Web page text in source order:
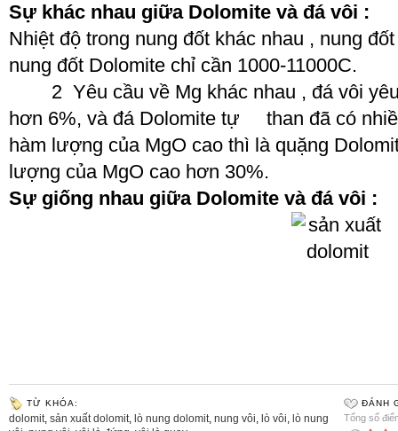
Sự khác nhau giữa Dolomite và đá vôi :
Nhiệt độ trong nung đốt khác nhau , nung
nung đốt Dolomite chỉ cần 1000-11000C.
2 Yêu cầu về Mg khác nhau , đá vôi yêu
hơn 6%, và đá Dolomite tự than đã có
hàm lượng của MgO cao thì là quặng
lượng của MgO cao hơn 30%.
Sự giống nhau giữa Dolomite và đá vôi :
TỪ KHÓA:
dolomit, sản xuất dolomit, lò nung dolomit, nung vôi, lò vôi, lò nung
ĐÁNH
Tổng số